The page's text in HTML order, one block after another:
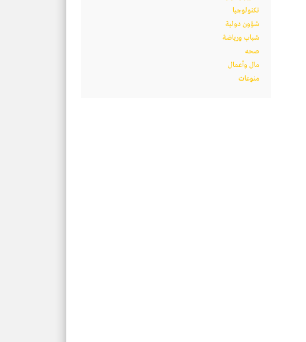
تكنولوجيا
شؤون دولية
شباب ورياضة
صحه
مال وأعمال
منوعات